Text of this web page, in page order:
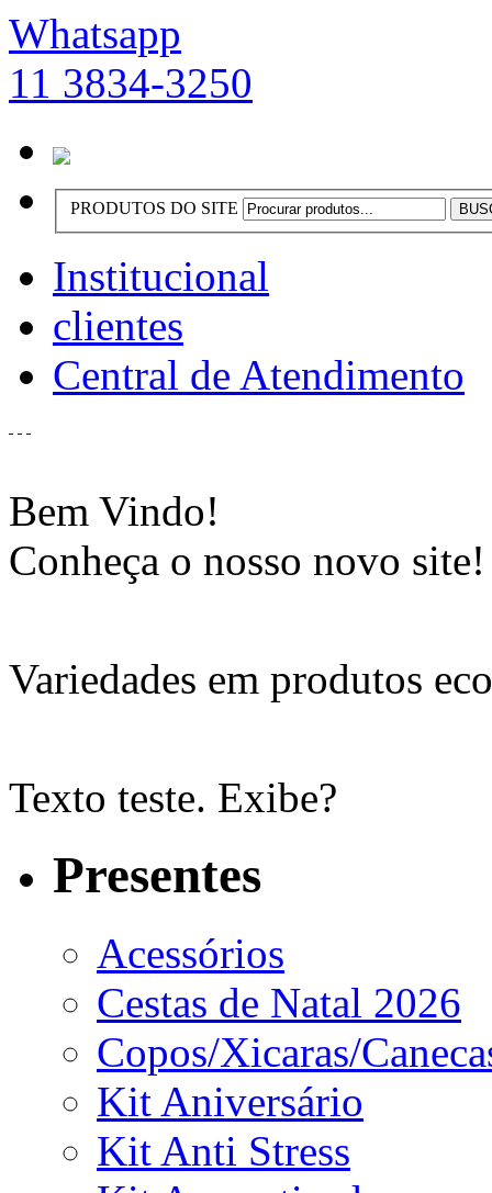
Whatsapp
11 3834-3250
PRODUTOS DO SITE
Institucional
clientes
Central de Atendimento
Bem Vindo!
Conheça o nosso novo site!
Variedades em produtos
Texto teste. Exibe?
Presentes
Acessórios
Cestas de Natal 2026
Copos/Xicaras/
Kit Aniversário
Kit Anti Stress